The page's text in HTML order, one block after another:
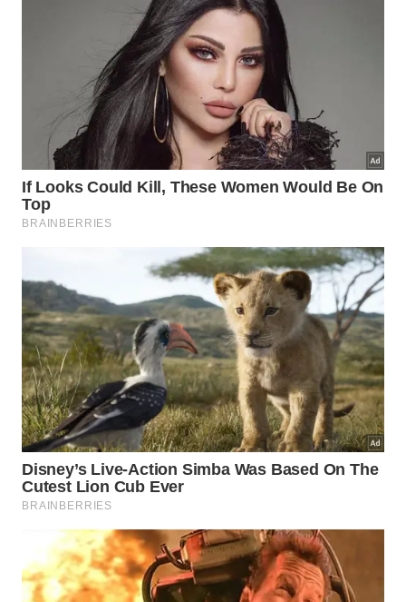
Os sintomas iniciais são sutis, mas reconhecê-los cedo faz
toda a diferença entre um reparo simples e uma reforma
Imagem gerada por inteligência artificial
Quando o rejuntamento corretivo é
suficiente para resolver o problema?
Se o piso apresenta som oco em algumas peças,
mas elas ainda não estufaram nem se soltaram,
refazer o rejuntamento pode ser suficiente para
estabilizar o revestimento e evitar que o problema
se agrave. O rejunte deteriorado perde a
capacidade de absorver a movimentação térmica e
deixa de cumprir sua função de junta flexível entre
as peças.